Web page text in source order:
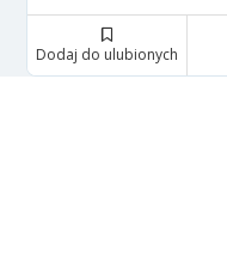
Dodaj do ulubionych